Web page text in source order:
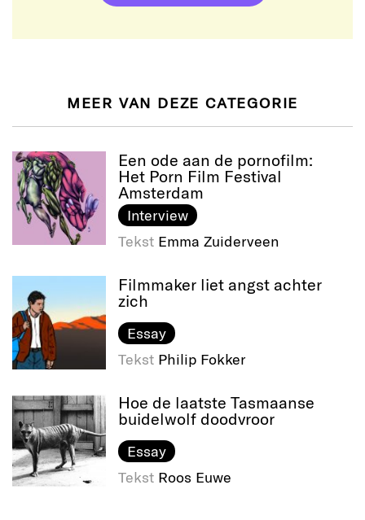
MEER VAN DEZE CATEGORIE
Een ode aan de pornofilm:
Het Porn Film Festival
Amsterdam
Interview
Tekst Emma Zuiderveen
Filmmaker liet angst achter
zich
Essay
Tekst Philip Fokker
Hoe de laatste Tasmaanse
buidelwolf doodvroor
Essay
Tekst Roos Euwe